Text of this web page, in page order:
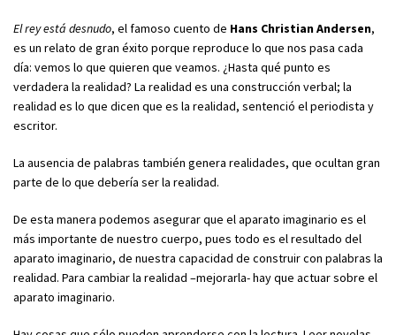
El rey está desnudo, el famoso cuento de Hans Christian Andersen,
es un relato de gran éxito porque reproduce lo que nos pasa cada
día: vemos lo que quieren que veamos. ¿Hasta qué punto es
verdadera la realidad? La realidad es una construcción verbal; la
realidad es lo que dicen que es la realidad, sentenció el periodista y
escritor.
La ausencia de palabras también genera realidades, que ocultan gran
parte de lo que debería ser la realidad.
De esta manera podemos asegurar que el aparato imaginario es el
más importante de nuestro cuerpo, pues todo es el resultado del
aparato imaginario, de nuestra capacidad de construir con palabras la
realidad. Para cambiar la realidad –mejorarla- hay que actuar sobre el
aparato imaginario.